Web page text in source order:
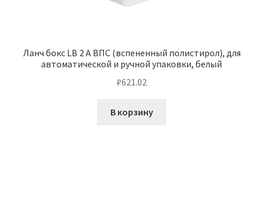
Ланч бокс LB 2 А ВПС (вспененный полистирол), для
автоматической и ручной упаковки, белый
₽621.02
В корзину